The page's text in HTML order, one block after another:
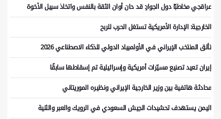
عراقجي مخاطبًا دول الجوار: قد حان أوان الثقة بالنفس واتخاذ سبيل الأخوة
الخارجية: الإدارة الأمريكية تستغل الحرب للربح
تألق المنتخب الإيراني في الأولمبياد الدولي للذكاء الاصطناعي 2026
إيران تعيد تصنيع مسيّرات أمريكية وإسرائيلية تم إسقاطها سابقًا
محادثة هاتفية بين وزير الخارجية الإيراني ونظيره الموريتاني
اليمن يستهدف تحشيدات الجيش السعودي في الرويك والعبر والثنية